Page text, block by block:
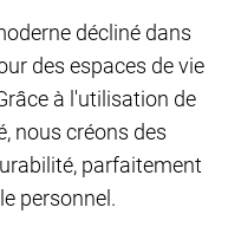
décliné dans
des espaces de vie
à l'utilisation de
nous créons des
parfaitement
personnel.